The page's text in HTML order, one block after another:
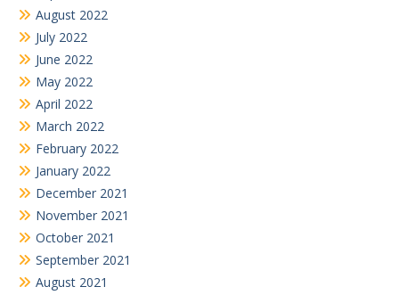
August 2022
July 2022
June 2022
May 2022
April 2022
March 2022
February 2022
January 2022
December 2021
November 2021
October 2021
September 2021
August 2021